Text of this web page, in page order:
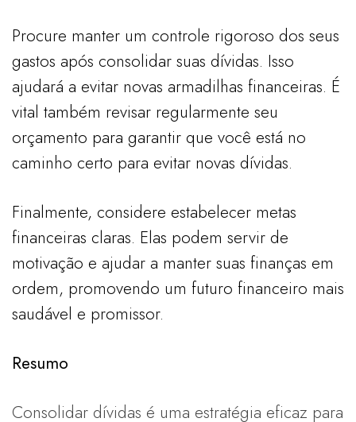
Procure manter um controle rigoroso dos seus
gastos após consolidar suas dívidas. Isso
ajudará a evitar novas armadilhas financeiras. É
vital também revisar regularmente seu
orçamento para garantir que você está no
caminho certo para evitar novas dívidas.
Finalmente, considere estabelecer metas
financeiras claras. Elas podem servir de
motivação e ajudar a manter suas finanças em
ordem, promovendo um futuro financeiro mais
saudável e promissor.
Resumo
Consolidar dívidas é uma estratégia eficaz para